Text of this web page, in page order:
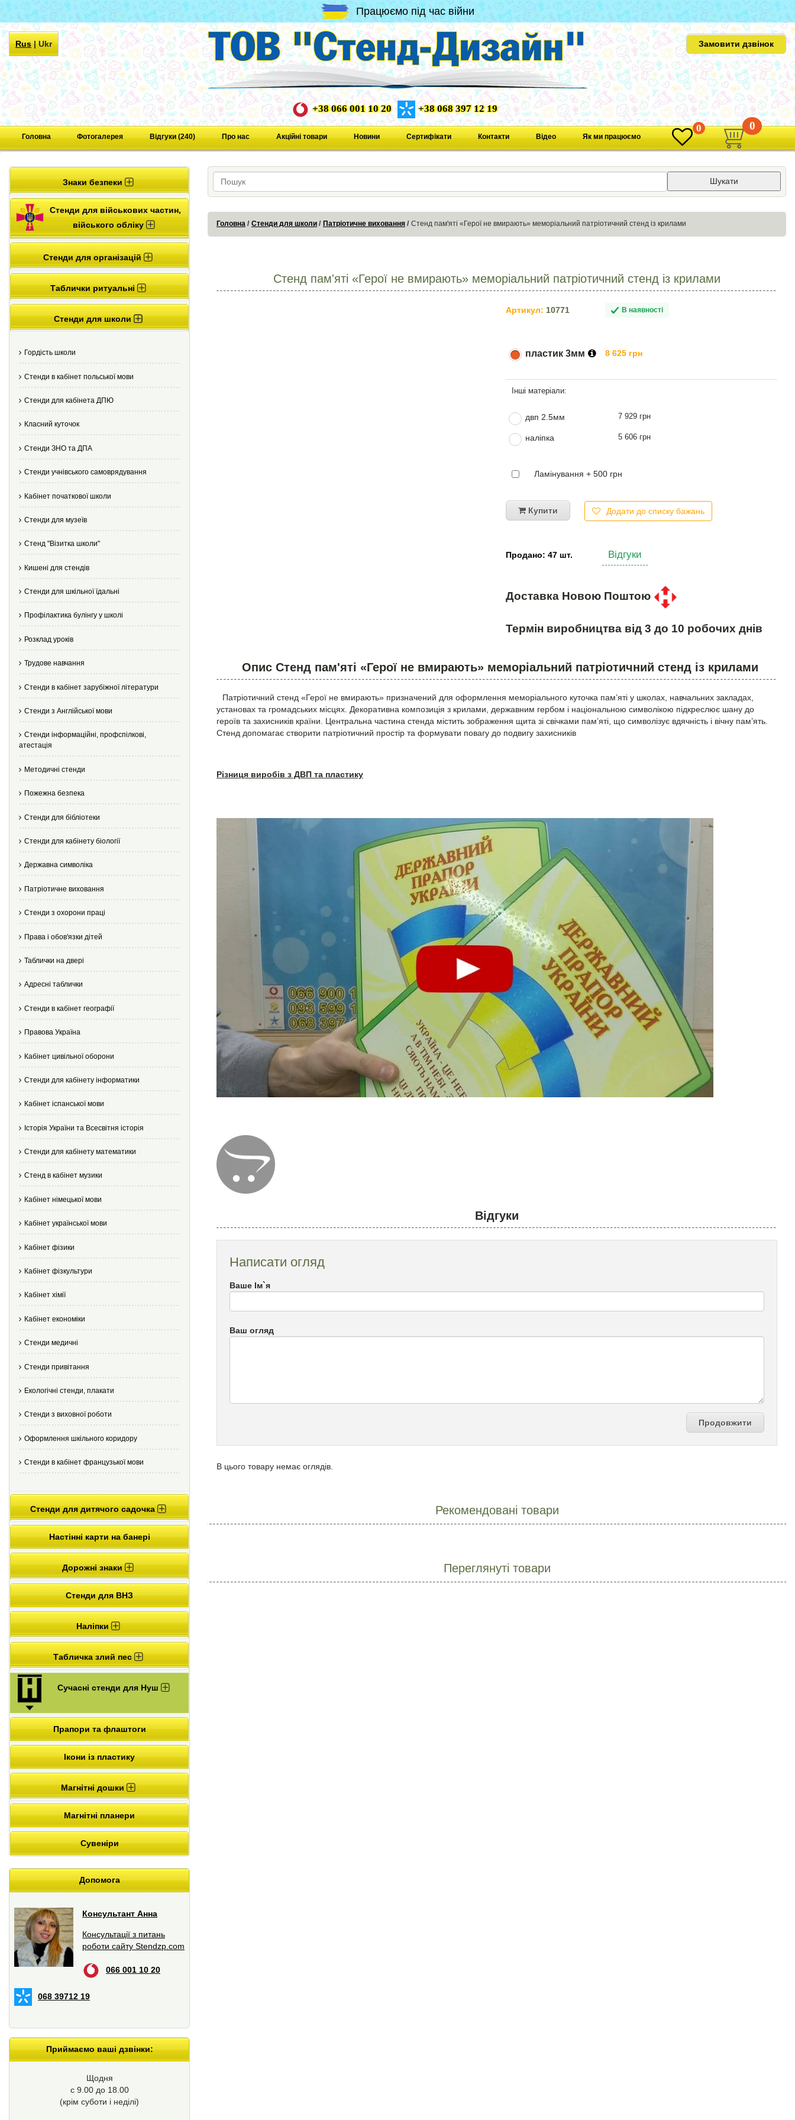
Працюємо під час війни
Rus|Ukr Замовити дзвінок
+38 066 001 10 20 +38 068 397 12 19
Головна Фотогалерея Відгуки (240) Про нас Акційні товари Новини Сертифікати Контакти Відео Як ми працюємо
0 0
Знаки безпеки
Стенди для військових частин,
війського обліку
Стенди для організацій
Таблички ритуальні
Стенди для школи
Гордість школи
Стенди в кабінет польської мови
Стенди для кабінета ДПЮ
Класний куточок
Стенди ЗНО та ДПА
Стенди учнівського самоврядування
Кабінет початкової школи
Стенди для музеїв
Стенд "Візитка школи"
Кишені для стендів
Стенди для шкільної їдальні
Профілактика булінгу у школі
Розклад уроків
Трудове навчання
Стенди в кабінет зарубіжної літератури
Стенди з Англійської мови
Стенди інформаційні, профспілкові,
атестація
Методичні стенди
Пожежна безпека
Стенди для бібліотеки
Стенди для кабінету біології
Державна символіка
Патріотичне виховання
Стенди з охорони праці
Права і обов'язки дітей
Таблички на двері
Адресні таблички
Стенди в кабінет географії
Правова Україна
Кабінет цивільної оборони
Стенди для кабінету інформатики
Кабінет іспанської мови
Історія України та Всесвітня історія
Стенди для кабінету математики
Стенд в кабінет музики
Кабінет німецької мови
Кабінет української мови
Кабінет фізики
Кабінет фізкультури
Кабінет хімії
Кабінет економіки
Стенди медичні
Стенди привітання
Екологічні стенди, плакати
Стенди з виховної роботи
Оформлення шкільного коридору
Стенди в кабінет французької мови
Стенди для дитячого садочка
Настінні карти на банері
Дорожні знаки
Стенди для ВНЗ
Наліпки
Табличка злий пес
Сучасні стенди для Нуш
Прапори та флаштоги
Ікони із пластику
Магнітні дошки
Магнітні планери
Сувеніри
Допомога
Консультант Анна
Консультації з питань
роботи сайту Stendzp.com
066 001 10 20
068 39712 19
Приймаємо ваші дзвінки:
Щодня
с 9.00 до 18.00
(крім суботи і неділі)
Шукати
Головна Стенди для школи Патріотичне виховання Стенд пам'яті «Герої не вмирають» меморіальний патріотичний стенд із крилами
Стенд пам'яті «Герої не вмирають» меморіальний патріотичний стенд із крилами
Артикул: 10771 В наявності
пластик 3мм 8 625 грн
двп 2.5мм 7 929 грн
наліпка 5 606 грн
Ламінування + 500 грн
Купити Додати до списку бажань
Продано: 47 шт. Відгуки
Доставка Новою Поштою
Термін виробництва від 3 до 10 робочих днів
Опис Стенд пам'яті «Герої не вмирають» меморіальний патріотичний стенд із крилами
Патріотичний стенд «Герої не вмирають» призначений для оформлення меморіального куточка пам’яті у школах, навчальних закладах,
установах та громадських місцях. Декоративна композиція з крилами, державним гербом і національною символікою підкреслює шану до
героїв та захисників країни. Центральна частина стенда містить зображення щита зі свічками пам’яті, що символізує вдячність і вічну пам’ять.
Стенд допомагає створити патріотичний простір та формувати повагу до подвигу захисників
Різниця виробів з ДВП та пластику
Відгуки
Написати огляд
Ваше Ім`я
Ваш огляд
Продовжити
В цього товару немає оглядів.
Рекомендовані товари
Переглянуті товари